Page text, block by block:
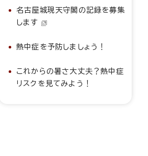
名古屋城現天守閣の記録を募集
します
熱中症を予防しましょう！
これからの暑さ大丈夫？熱中症
リスクを見てみよう！